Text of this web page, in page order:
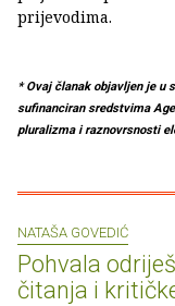
prijevodima.
* Ovaj članak objavljen je u
sufinanciran sredstvima
pluralizma i raznovrsnosti
NATAŠA GOVEDIĆ
Pohvala
čitanja i